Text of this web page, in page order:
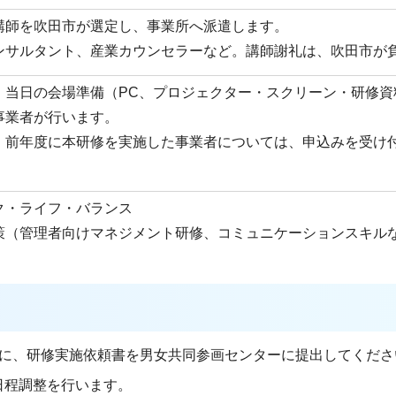
を吹田市が選定し、事業所へ派遣します。
ルタント、産業カウンセラーなど。講師謝礼は、吹田市が
日の会場準備（PC、プロジェクター・スクリーン・研修
者が行います。
年度に本研修を実施した事業者については、申込みを受け
ライフ・バランス
管理者向けマネジメント研修、コミュニケーションスキル
、研修実施依頼書を男女共同参画センターに提出してくだ
調整を行います。